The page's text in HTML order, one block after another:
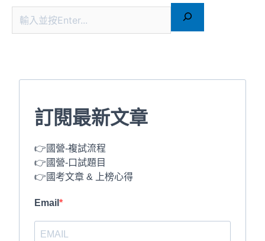
訂閱最新文章
👉國營-複試流程
👉國營-口試題目
👉國考文章 & 上榜心得
Email